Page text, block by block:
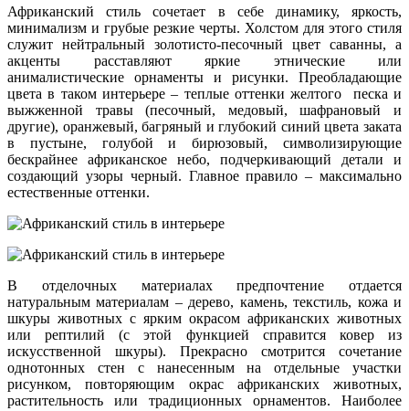
Африканский стиль сочетает в себе динамику, яркость,
минимализм и грубые резкие черты. Холстом для этого стиля
служит нейтральный золотисто-песочный цвет саванны, а
акценты расставляют яркие этнические или
анималистические орнаменты и рисунки. Преобладающие
цвета в таком интерьере – теплые оттенки желтого песка и
выжженной травы (песочный, медовый, шафрановый и
другие), оранжевый, багряный и глубокий синий цвета заката
в пустыне, голубой и бирюзовый, символизирующие
бескрайнее африканское небо, подчеркивающий детали и
создающий узоры черный. Главное правило – максимально
естественные оттенки.
В отделочных материалах предпочтение отдается
натуральным материалам – дерево, камень, текстиль, кожа и
шкуры животных с ярким окрасом африканских животных
или рептилий (с этой функцией справится ковер из
искусственной шкуры). Прекрасно смотрится сочетание
однотонных стен с нанесенным на отдельные участки
рисунком, повторяющим окрас африканских животных,
растительность или традиционных орнаментов. Наиболее